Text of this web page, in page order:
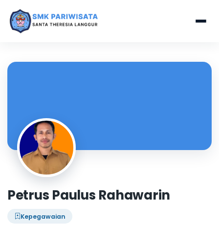
Petrus Paulus Rahawarin
Kepegawaian